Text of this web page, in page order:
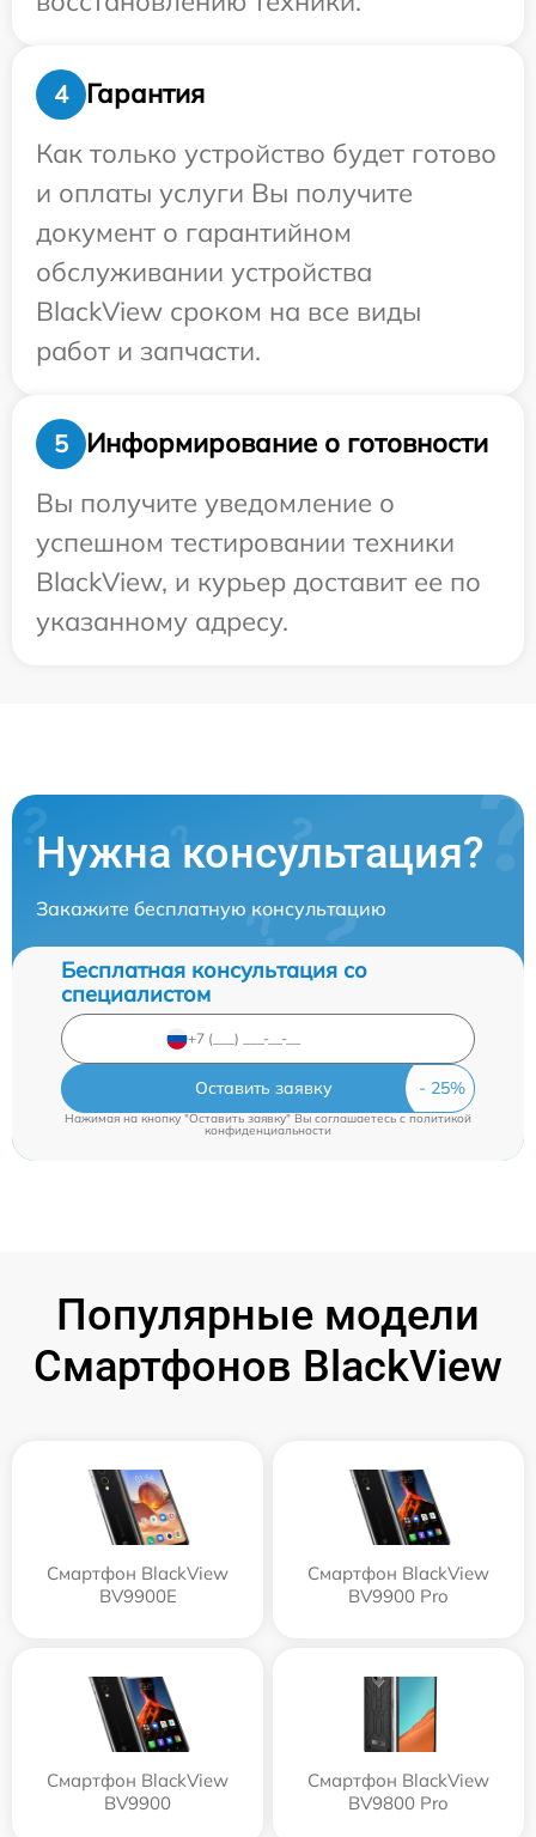
4
Гарантия
Как только устройство будет готово
и оплаты услуги Вы получите
документ о гарантийном
обслуживании устройства
BlackView сроком на все виды
работ и запчасти.
5
Информирование о готовности
Вы получите уведомление о
успешном тестировании техники
BlackView, и курьер доставит ее по
указанному адресу.
Нужна консультация?
Закажите бесплатную консультацию
Бесплатная консультация со
специалистом
Оставить заявку
Нажимая на кнопку "Оставить заявку" Вы соглашаетесь cполитикой
конфиденциальности
Популярные модели
Смартфонов BlackView
Смартфон BlackView
BV9900E
Смартфон BlackView
BV9900 Pro
Смартфон BlackView
BV9900
Смартфон BlackView
BV9800 Pro